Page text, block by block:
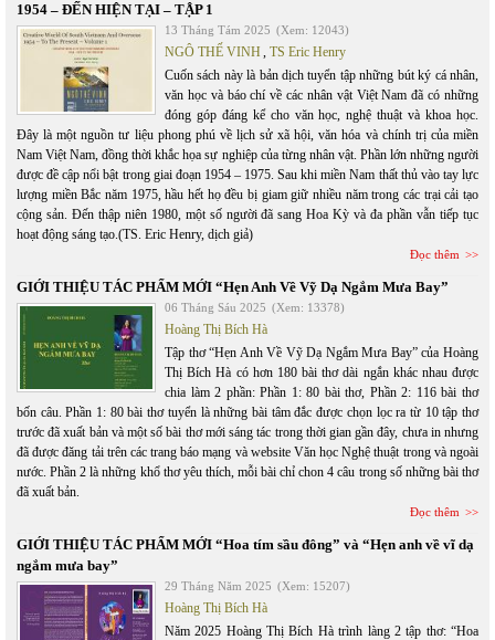
1954 – ĐẾN HIỆN TẠI – TẬP 1
13 Tháng Tám 2025 (Xem: 12043)
NGÔ THẾ VINH, TS Eric Henry
Cuốn sách này là bản dịch tuyển tập những bút ký cá nhân,
văn học và báo chí về các nhân vật Việt Nam đã có những
đóng góp đáng kể cho văn học, nghệ thuật và khoa học.
Đây là một nguồn tư liệu phong phú về lịch sử xã hội, văn hóa và chính trị của miền
Nam Việt Nam, đồng thời khắc họa sự nghiệp của từng nhân vật. Phần lớn những người
được đề cập nổi bật trong giai đoạn 1954 – 1975. Sau khi miền Nam thất thủ vào tay lực
lượng miền Bắc năm 1975, hầu hết họ đều bị giam giữ nhiều năm trong các trại cải tạo
cộng sản. Đến thập niên 1980, một số người đã sang Hoa Kỳ và đa phần vẫn tiếp tục
hoạt động sáng tạo.(TS. Eric Henry, dịch giả)
Đọc thêm
GIỚI THIỆU TÁC PHẨM MỚI “Hẹn Anh Về Vỹ Dạ Ngắm Mưa Bay”
06 Tháng Sáu 2025 (Xem: 13378)
Hoàng Thị Bích Hà
Tập thơ “Hẹn Anh Về Vỹ Dạ Ngắm Mưa Bay” của Hoàng
Thị Bích Hà có hơn 180 bài thơ dài ngắn khác nhau được
chia làm 2 phần: Phần 1: 80 bài thơ, Phần 2: 116 bài thơ
bốn câu. Phần 1: 80 bài thơ tuyển là những bài tâm đắc được chọn lọc ra từ 10 tập thơ
trước đã xuất bản và một số bài thơ mới sáng tác trong thời gian gần đây, chưa in nhưng
đã được đăng tải trên các trang báo mạng và website Văn học Nghệ thuật trong và ngoài
nước. Phần 2 là những khổ thơ yêu thích, mỗi bài chỉ chon 4 câu trong số những bài thơ
đã xuất bản.
Đọc thêm
GIỚI THIỆU TÁC PHẨM MỚI “Hoa tím sầu đông” và “Hẹn anh về vĩ dạ
ngắm mưa bay”
29 Tháng Năm 2025 (Xem: 15207)
Hoàng Thị Bích Hà
Năm 2025 Hoàng Thị Bích Hà trình làng 2 tập thơ: “Hoa